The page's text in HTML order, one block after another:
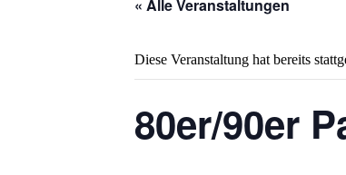
« Alle Veranstaltungen
Diese Veranstaltung hat bereits
80er/90er